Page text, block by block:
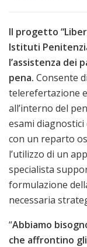
Il progetto
Istituti
l’assistenza dei
pena. Consente
telerefertazione
all’interno del
esami
con un reparto
l’utilizzo di un
specialista
formulazione
necessaria
“Abbiamo
che affrontino